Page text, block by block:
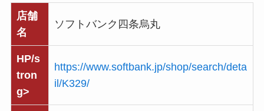
店舗
名
ソフトバンク四条烏丸
HP/s
tron
g>
https://www.softbank.jp/shop/search/deta
il/K329/